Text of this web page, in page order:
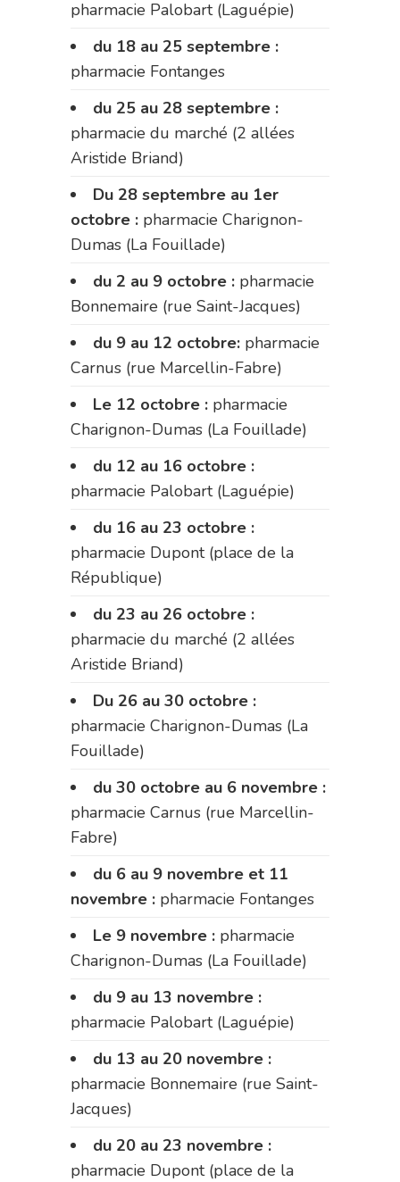
pharmacie Palobart (Laguépie)
du 18 au 25 septembre :
pharmacie Fontanges
du 25 au 28 septembre :
pharmacie du marché (2 allées
Aristide Briand)
Du 28 septembre au 1er
octobre : pharmacie Charignon-
Dumas (La Fouillade)
du 2 au 9 octobre : pharmacie
Bonnemaire (rue Saint-Jacques)
du 9 au 12 octobre: pharmacie
Carnus (rue Marcellin-Fabre)
Le 12 octobre : pharmacie
Charignon-Dumas (La Fouillade)
du 12 au 16 octobre :
pharmacie Palobart (Laguépie)
du 16 au 23 octobre :
pharmacie Dupont (place de la
République)
du 23 au 26 octobre :
pharmacie du marché (2 allées
Aristide Briand)
Du 26 au 30 octobre :
pharmacie Charignon-Dumas (La
Fouillade)
du 30 octobre au 6 novembre :
pharmacie Carnus (rue Marcellin-
Fabre)
du 6 au 9 novembre et 11
novembre : pharmacie Fontanges
Le 9 novembre : pharmacie
Charignon-Dumas (La Fouillade)
du 9 au 13 novembre :
pharmacie Palobart (Laguépie)
du 13 au 20 novembre :
pharmacie Bonnemaire (rue Saint-
Jacques)
du 20 au 23 novembre :
pharmacie Dupont (place de la